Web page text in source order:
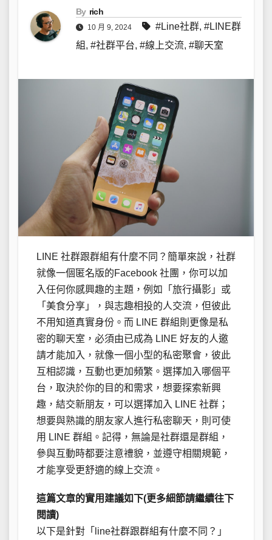
By rich
10 月 9, 2024 #Line社群, #LINE群
組, #社群平台, #線上交流, #聊天室
LINE 社群跟群組有什麼不同？簡單來說，社群
就像一個匿名版的Facebook 社團，你可以加
入任何你感興趣的主題，例如「旅行攝影」或
「美食分享」，與志趣相投的人交流，但彼此
不用知道真實身份。而 LINE 群組則更像是私
密的聊天室，必須由已成為 LINE 好友的人邀
請才能加入，就像一個小型的私密聚會，彼此
互相認識，互動也更加頻繁。選擇加入哪個平
台，取決於你的目的和需求，想要探索新興
趣，結交新朋友，可以選擇加入 LINE 社群；
想要與熟識的朋友家人進行私密聊天，則可使
用 LINE 群組。記得，無論是社群還是群組，
參與互動時都要注意禮貌，並遵守相關規範，
才能享受更舒適的線上交流。
這篇文章的實用建議如下(更多細節請繼續往下
閱讀)
以下是針對「line社群跟群組有什麼不同？」